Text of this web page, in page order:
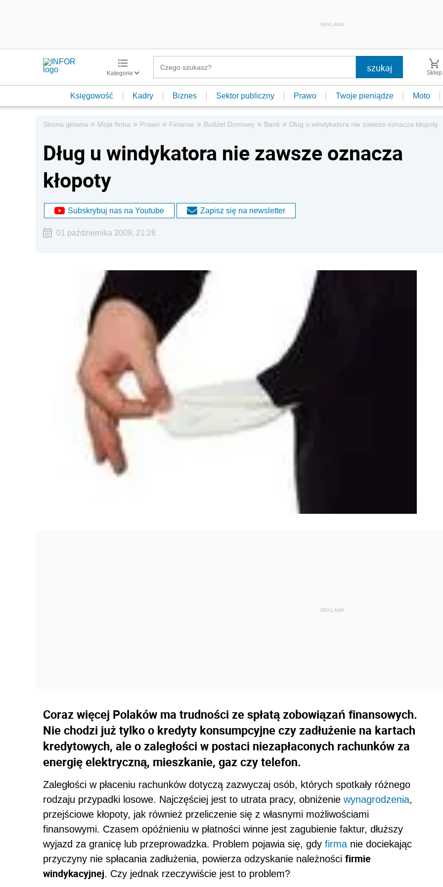
REKLAMA
Kategorie Sklep
Księgowość Kadry Biznes Sektor publiczny Prawo Twoje pieniądze Moto
Strona główna » Moja firma » Prawo » Finanse » Budżet Domowy » Bank » Dług u windykatora nie zawsze oznacza kłopoty
Dług u windykatora nie zawsze oznacza
kłopoty
Subskrybuj nas na Youtube Zapisz się na newsletter
01 października 2009, 21:28
Coraz więcej Polaków ma trudności ze spłatą zobowiązań finansowych.
Nie chodzi już tylko o kredyty konsumpcyjne czy zadłużenie na kartach
kredytowych, ale o zaległości w postaci niezapłaconych rachunków za
energię elektryczną, mieszkanie, gaz czy telefon.
Zaległości w płaceniu rachunków dotyczą zazwyczaj osób, których spotkały różnego
rodzaju przypadki losowe. Najczęściej jest to utrata pracy, obniżenie wynagrodzenia,
przejściowe kłopoty, jak również przeliczenie się z własnymi możliwościami
finansowymi. Czasem opóźnieniu w płatności winne jest zagubienie faktur, dłuższy
wyjazd za granicę lub przeprowadzka. Problem pojawia się, gdy firma nie dociekając
przyczyny nie spłacania zadłużenia, powierza odzyskanie należności firmie
windykacyjnej. Czy jednak rzeczywiście jest to problem?